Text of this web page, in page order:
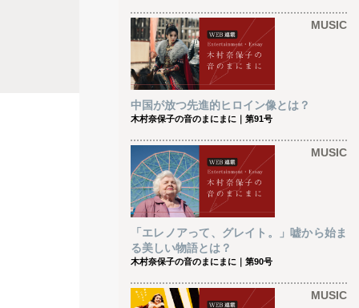
MUSIC
中国が放つ先進的ヒロイン像とは？
木村奈保子の音のまにまに｜第91号
MUSIC
「エレノアって、グレイト。」嘘から始ま
る美しい物語とは？
木村奈保子の音のまにまに｜第90号
MUSIC